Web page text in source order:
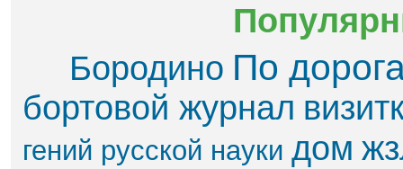
Бородино По
бортовой журнал
гений русской науки дом